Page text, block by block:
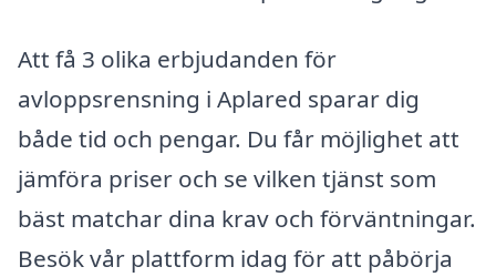
Att få 3 olika erbjudanden för
avloppsrensning i Aplared sparar dig
både tid och pengar. Du får möjlighet att
jämföra priser och se vilken tjänst som
bäst matchar dina krav och förväntningar.
Besök vår plattform idag för att påbörja